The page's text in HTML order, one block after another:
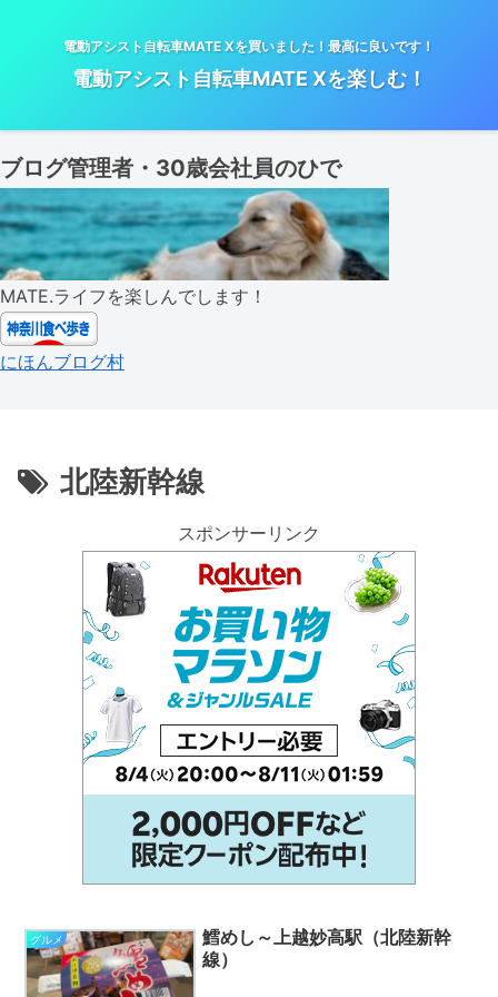
電動アシスト自転車MATE Xを買いました！最高に良いです！
電動アシスト自転車MATE Xを楽しむ！
ブログ管理者・30歳会社員のひで
MATE.ライフを楽しんでします！
にほんブログ村
北陸新幹線
スポンサーリンク
グルメ
鱈めし～上越妙高駅（北陸新幹
線）